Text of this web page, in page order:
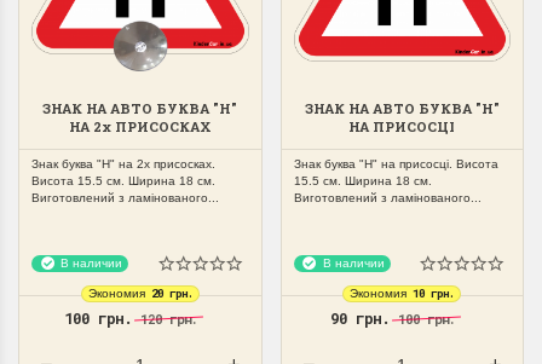
ЗНАК НА АВТО БУКВА "Н"
НА 2х ПРИСОСКАХ
Знак буква "Н" на 2х присосках.
Висота 15.5 см. Ширина 18 см.
Виготовлений з ламінованого...
В наличии
Экономия 20 грн.
100 грн.120 грн.
ЗНАК НА АВТО БУКВА "Н"
НА ПРИСОСЦІ
Знак буква "Н" на присосці. Висота
15.5 см. Ширина 18 см.
Виготовлений з ламінованого...
В наличии
Экономия 10 грн.
90 грн.100 грн.